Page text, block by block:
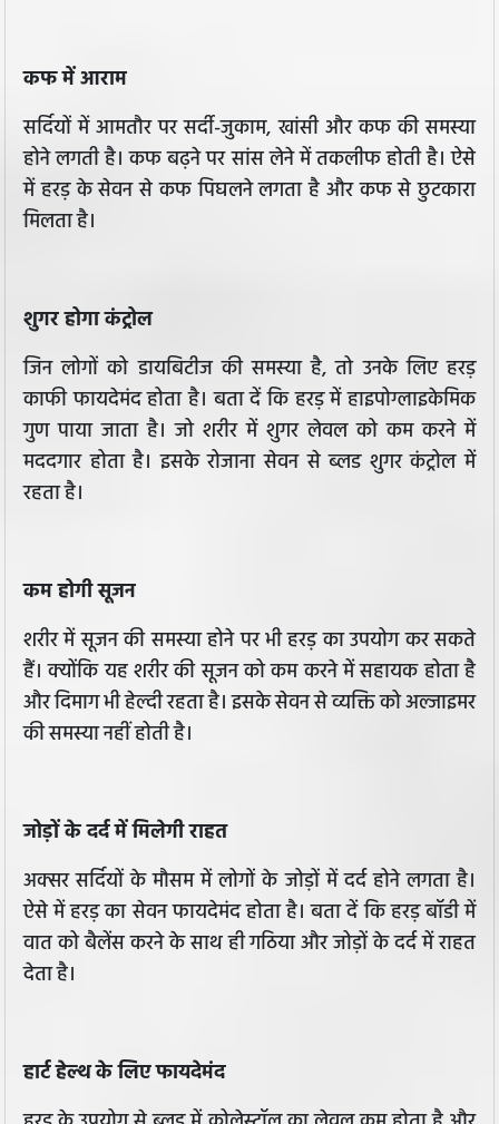
कफ में आराम
सर्दियों में आमतौर पर सर्दी-जुकाम, खांसी और कफ की समस्या
होने लगती है। कफ बढ़ने पर सांस लेने में तकलीफ होती है। ऐसे
में हरड़ के सेवन से कफ पिघलने लगता है और कफ से छुटकारा
मिलता है।
शुगर होगा कंट्रोल
जिन लोगों को डायबिटीज की समस्या है, तो उनके लिए हरड़
काफी फायदेमंद होता है। बता दें कि हरड़ में हाइपोग्लाइकेमिक
गुण पाया जाता है। जो शरीर में शुगर लेवल को कम करने में
मददगार होता है। इसके रोजाना सेवन से ब्लड शुगर कंट्रोल में
रहता है।
कम होगी सूजन
शरीर में सूजन की समस्या होने पर भी हरड़ का उपयोग कर सकते
हैं। क्योंकि यह शरीर की सूजन को कम करने में सहायक होता है
और दिमाग भी हेल्दी रहता है। इसके सेवन से व्यक्ति को अल्जाइमर
की समस्या नहीं होती है।
जोड़ों के दर्द में मिलेगी राहत
अक्सर सर्दियों के मौसम में लोगों के जोड़ों में दर्द होने लगता है।
ऐसे में हरड़ का सेवन फायदेमंद होता है। बता दें कि हरड़ बॉडी में
वात को बैलेंस करने के साथ ही गठिया और जोड़ों के दर्द में राहत
देता है।
हार्ट हेल्थ के लिए फायदेमंद